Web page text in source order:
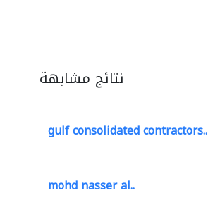
نتائج مشابهة
gulf consolidated contractors..
mohd nasser al..